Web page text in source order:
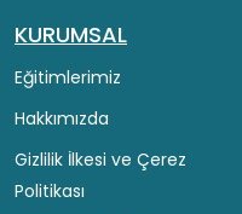
KURUMSAL
Eğitimlerimiz
Hakkımızda
Gizlilik İlkesi ve Çerez
Politikası